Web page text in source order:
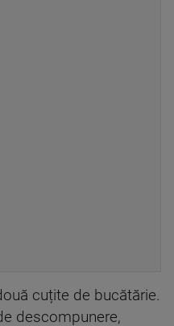
cuțite de bucătărie.
descompunere,